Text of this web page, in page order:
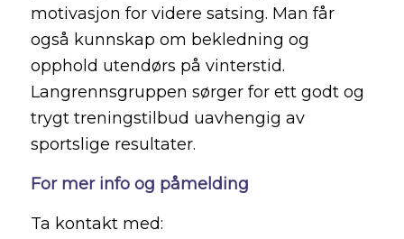
motivasjon for videre satsing. Man får
også kunnskap om bekledning og
opphold utendørs på vinterstid.
Langrennsgruppen sørger for ett godt og
trygt treningstilbud uavhengig av
sportslige resultater.
For mer info og påmelding
Ta kontakt med: